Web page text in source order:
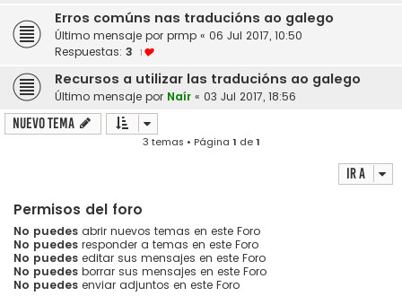
Erros comúns nas traducións ao galego
Último mensaje por prmp « 06 Jul 2017, 10:50
Respuestas: 3 1
Recursos a utilizar las traducións ao galego
Último mensaje por Naír « 03 Jul 2017, 18:56
Nuevo Tema
3 temas • Página 1 de1
Ir a
Permisos del foro
No puedes abrir nuevos temas en este Foro
No puedes responder a temas en este Foro
No puedes editar sus mensajes en este Foro
No puedes borrar sus mensajes en este Foro
No puedes enviar adjuntos en este Foro